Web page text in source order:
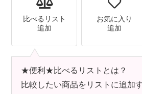
比べるリスト
追加
お気に入り
追加
★便利★比べるリストとは？
比較したい商品をリストに追加